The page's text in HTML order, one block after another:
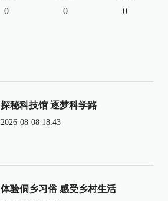
0 0 0
探秘科技馆 逐梦科学路
2026-08-08 18:43
体验侗乡习俗 感受乡村生活